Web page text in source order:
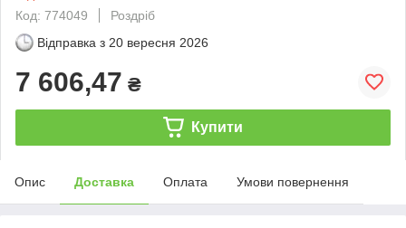
Код: 774049
Роздріб
Відправка з 20 вересня 2026
7 606,47 ₴
Купити
Опис Доставка Оплата Умови повернення